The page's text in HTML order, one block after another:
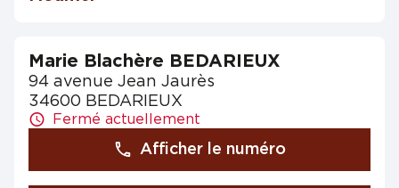
Marie Blachère BEDARIEUX
94 avenue Jean Jaurès
34600 BEDARIEUX
Fermé actuellement
Afficher le numéro